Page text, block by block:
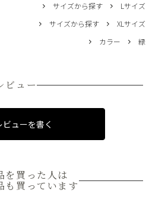
サイズから探す
Lサイズ
サイズから探す
XLサイズ
カラー
緑
ビュー
ビューを書く
を買った人は
も買っています